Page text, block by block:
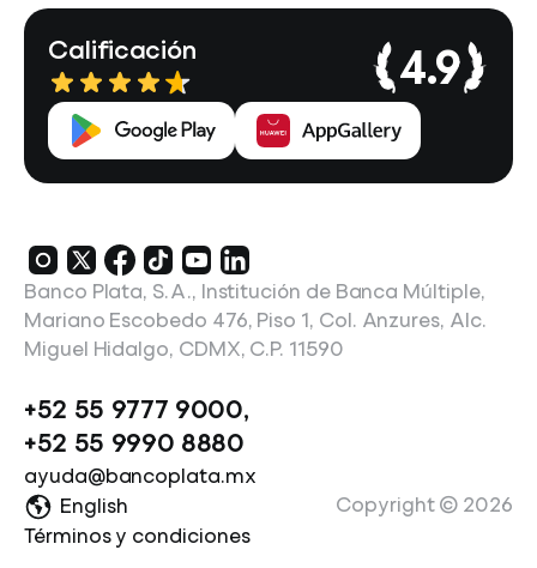
Calificación 4.9
+52 55 9777 9000,
+52 55 9990 8880
ayuda@bancoplata.mx
Banco Plata, S.A., Institución de Banca Múltiple,
Mariano Escobedo 476, Piso 1, Col. Anzures, Alc.
Miguel Hidalgo, CDMX, C.P. 11590
English Copyright © 2026
Términos y condiciones